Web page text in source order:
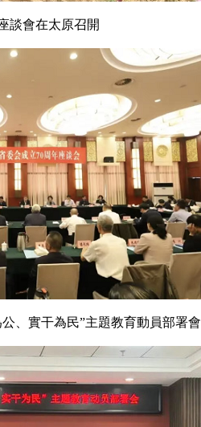
談會在太原召開
、實干為民”主題教育動員部署會